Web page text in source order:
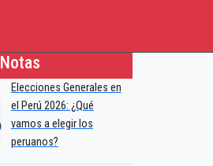
Notas
Elecciones Generales en
el Perú 2026: ¿Qué
vamos a elegir los
peruanos?